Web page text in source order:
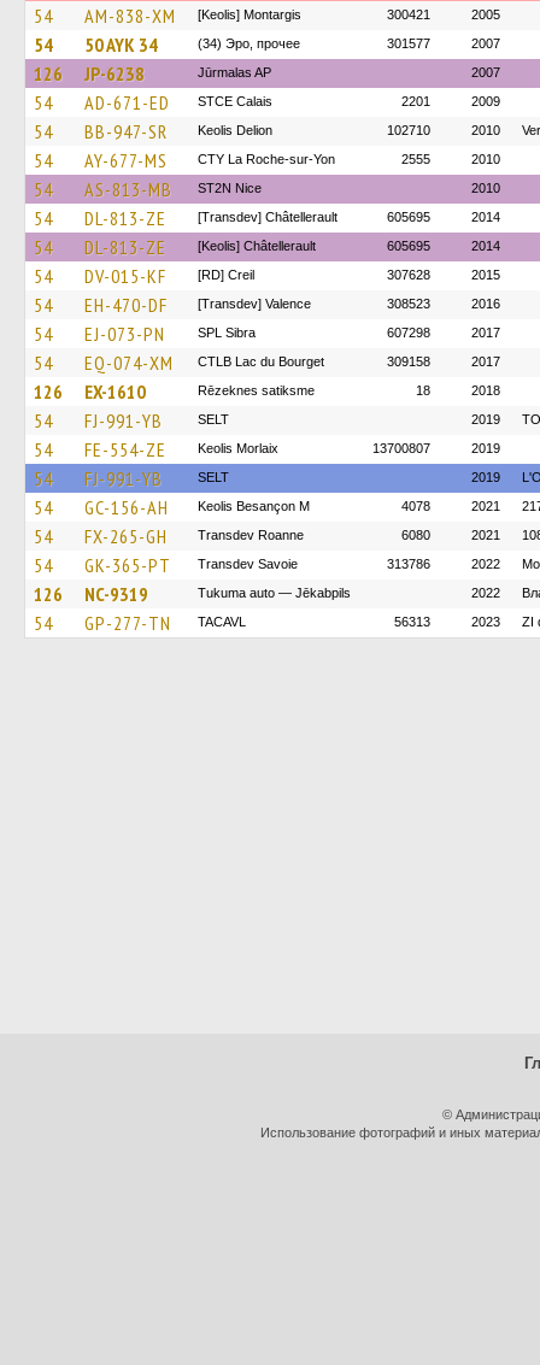
54 AM-838-XM [Keolis] Montargis 300421 2005
54 50 AYK 34 (34) Эро, прочее 301577 2007
126 JP-6238 Jūrmalas AP 2007
54 AD-671-ED STCE Calais 2201 2009
54 BB-947-SR Keolis Delion 102710 2010
54 AY-677-MS CTY La Roche-sur-Yon 2555 2010
54 AS-813-MB ST2N Nice 2010
54 DL-813-ZE [Transdev] Châtellerault 605695 2014
54 DL-813-ZE [Keolis] Châtellerault 605695 2014
54 DV-015-KF [RD] Creil 307628 2015
54 EH-470-DF [Transdev] Valence 308523 2016
54 EJ-073-PN SPL Sibra 607298 2017
54 EQ-074-XM CTLB Lac du Bourget 309158 2017
126 EX-1610 Rēzeknes satiksme 18 2018
54 FJ-991-YB SELT 2019
54 FE-554-ZE Keolis Morlaix 13700807 2019
54 FJ-991-YB SELT 2019
54 GC-156-AH Keolis Besançon M 4078 2021
54 FX-265-GH Transdev Roanne 6080 2021
54 GK-365-PT Transdev Savoie 313786 2022
126 NC-9319 Tukuma auto — Jēkabpils 2022
54 GP-277-TN TACAVL 56313 2023 ZI
©
Использование фотографий и иных